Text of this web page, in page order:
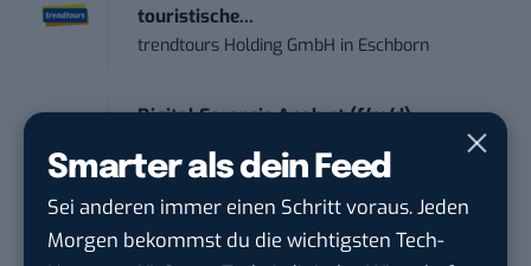
Smarter als dein Feed
Sei anderen immer einen Schritt voraus. Jeden
Morgen bekommst du die wichtigsten Tech-
touristische...
trendtours Holding GmbH in Eschborn
Digital Forensic Analyst (f/m/d)
Oberkochen (Baden-Württemberg),
München
Social Media Manager (w/m/d)